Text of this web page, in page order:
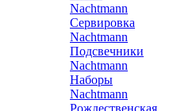
Nachtmann
Сервировка
Nachtmann
Подсвечники
Nachtmann
Наборы
Nachtmann
Рождественская